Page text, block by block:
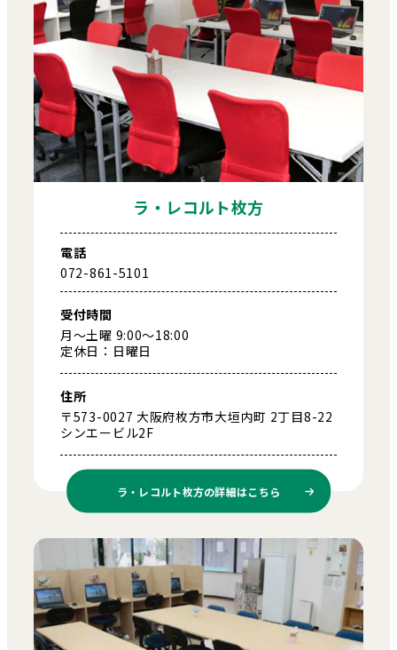
ラ・レコルト枚方
電話
072-861-5101
受付時間
月～土曜 9:00～18:00
定休日：日曜日
住所
〒573-0027 大阪府枚方市大垣内町 2丁目8-22
シンエービル2F
ラ・レコルト枚方の詳細はこちら